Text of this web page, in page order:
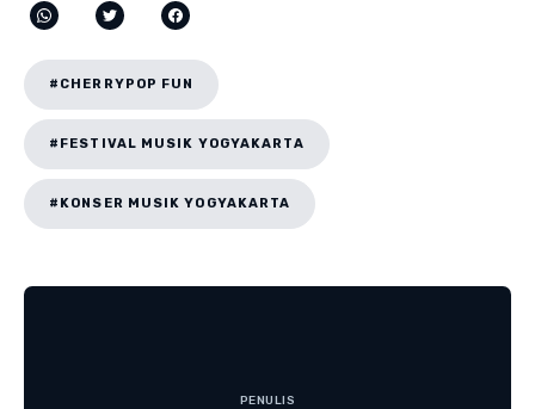
#CHERRYPOP FUN
#FESTIVAL MUSIK YOGYAKARTA
#KONSER MUSIK YOGYAKARTA
PENULIS